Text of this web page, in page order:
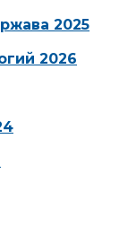
2025
2026